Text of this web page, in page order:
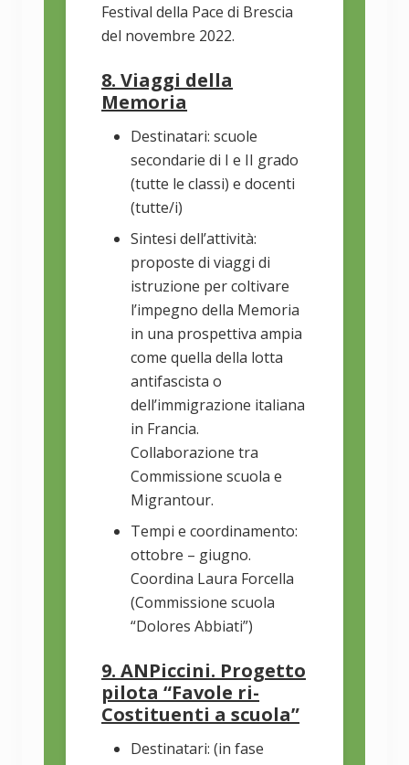
Festival della Pace di Brescia
del novembre 2022.
8. Viaggi della
Memoria
Destinatari: scuole
secondarie di I e II grado
(tutte le classi) e docenti
(tutte/i)
Sintesi dell’attività:
proposte di viaggi di
istruzione per coltivare
l’impegno della Memoria
in una prospettiva ampia
come quella della lotta
antifascista o
dell’immigrazione italiana
in Francia.
Collaborazione tra
Commissione scuola e
Migrantour.
Tempi e coordinamento:
ottobre – giugno.
Coordina Laura Forcella
(Commissione scuola
“Dolores Abbiati”)
9. ANPiccini. Progetto
pilota “Favole ri-
Costituenti a scuola”
Destinatari: (in fase